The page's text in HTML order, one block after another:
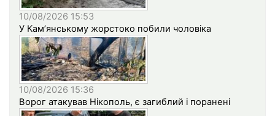
10/08/2026 15:53
У Кам’янському жорстоко побили чоловіка
10/08/2026 15:36
Ворог атакував Нікополь, є загиблий і поранені